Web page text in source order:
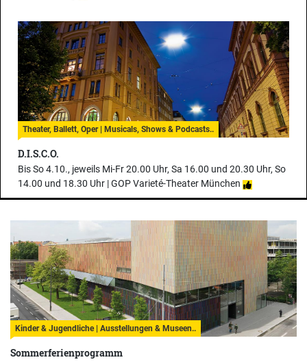
Theater, Ballett, Oper | Musicals, Shows & Podcasts..
D.I.S.C.O.
Bis So 4.10., jeweils Mi-Fr 20.00 Uhr, Sa 16.00 und 20.30 Uhr, So
14.00 und 18.30 Uhr |GOP Varieté-Theater München
Kinder & Jugendliche | Ausstellungen & Museen..
Sommerferienprogramm